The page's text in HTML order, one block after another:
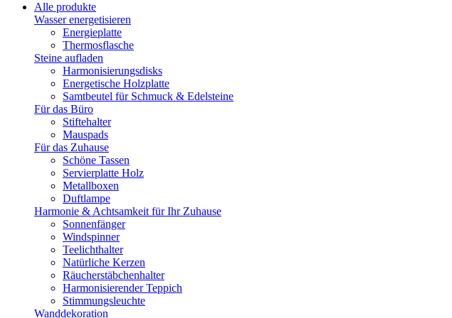
Alle produkte
Wasser energetisieren
Energieplatte​
Thermosflasche
Steine aufladen
Harmonisierungsdisks
Energetische Holzplatte
Samtbeutel für Schmuck & Edelsteine
Für das Büro
Stiftehalter
Mauspads
Für das Zuhause
Schöne Tassen
Servierplatte Holz
Metallboxen
Duftlampe
Harmonie & Achtsamkeit für Ihr Zuhause
Sonnenfänger
Windspinner
Teelichthalter
Natürliche Kerzen
Räucherstäbchenhalter
Harmonisierender Teppich
Stimmungsleuchte
Wanddekoration